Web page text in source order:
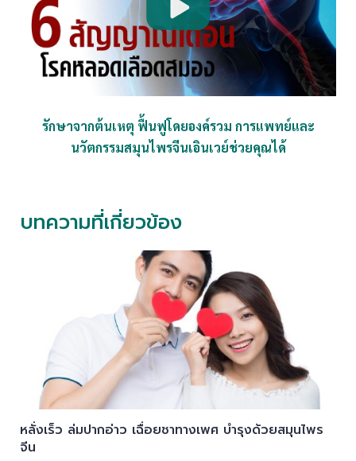
รักษาจากต้นเหตุ ฟื้นฟูโดยองค์รวม การแพทย์และ
นวัตกรรมสมุนไพรจีนเอินเวย์ช่วยคุณได้
บทความที่เกี่ยวข้อง
หลั่งเร็ว ล่มปากอ่าว เฉื่อยชาทางเพศ บำรุงด้วยสมุนไพร
จีน